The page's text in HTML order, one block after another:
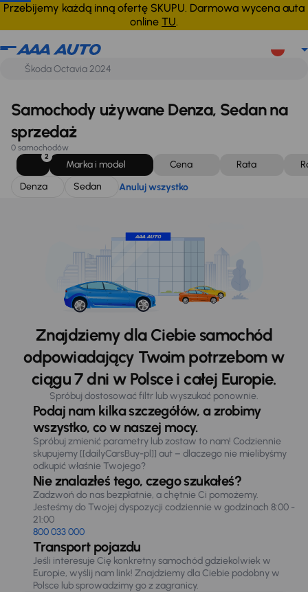
Przebijemy każdą inną ofertę SKUPU. Darmowa wycena auta
online TU.
Denza Sedan Anuluj wszystko
Samochody używane Denza, Sedan na
sprzedaż
0 samochodów
2
Marka i model Cena Rata
Denza
Sedan Anuluj wszystko
Znajdziemy dla Ciebie samochód
odpowiadający Twoim potrzebom w
ciągu 7 dni w Polsce i całej Europie.
Spróbuj dostosować filtr lub wyszukać ponownie.
Podaj nam kilka szczegółów, a zrobimy
wszystko, co w naszej mocy.
Spróbuj zmienić parametry lub zostaw to nam! Codziennie
skupujemy [[dailyCarsBuy-pl]] aut – dlaczego nie mielibyśmy
odkupić właśnie Twojego?
Nie znalazłeś tego, czego szukałeś?
Zadzwoń do nas bezpłatnie, a chętnie Ci pomożemy.
Jesteśmy do Twojej dyspozycji codziennie w godzinach 8:00 -
21:00
800 033 000
Transport pojazdu
Jeśli interesuje Cię konkretny samochód gdziekolwiek w
Europie, wyślij nam link! Znajdziemy dla Ciebie podobny w
Polsce lub sprowadzimy go z zagranicy.